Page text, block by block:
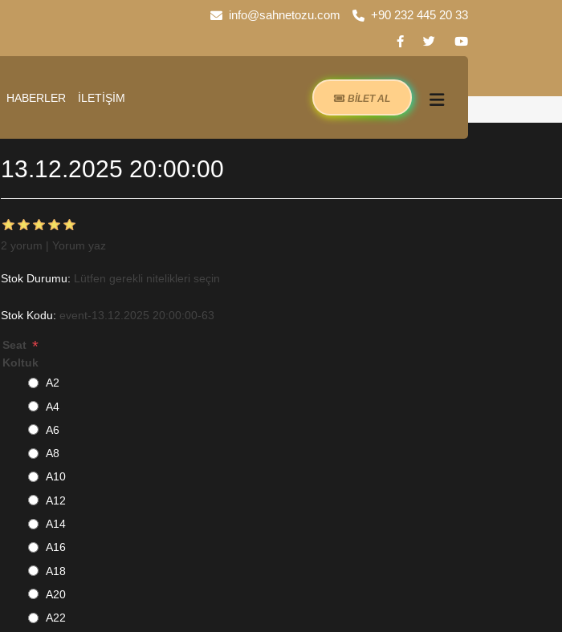
info@sahnetozu.com +90 232 445 20 33
HABERLER İLETİŞİM BİLET AL
13.12.2025 20:00:00
2 yorum | Yorum yaz
Stok Durumu: Lütfen gerekli nitelikleri seçin
Stok Kodu: event-13.12.2025 20:00:00-63
Seat *
Koltuk
A2
A4
A6
A8
A10
A12
A14
A16
A18
A20
A22